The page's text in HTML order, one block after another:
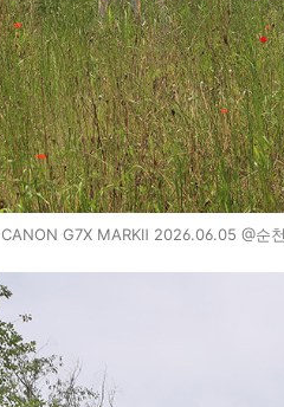
CANON G7X MARKⅡ 2026.06.05 @순